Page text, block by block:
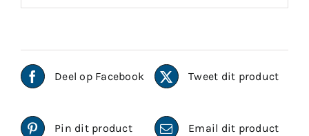
Deel op Facebook Tweet dit product
Pin dit product Email dit product